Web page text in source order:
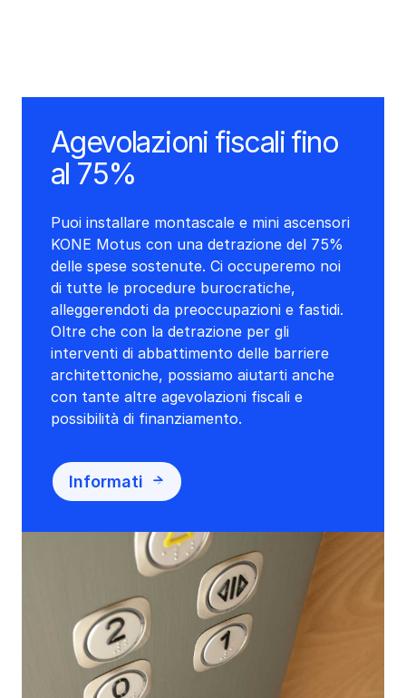
Agevolazioni fiscali fino
al 75%
Puoi installare montascale e mini ascensori
KONE Motus con una detrazione del 75%
delle spese sostenute. Ci occuperemo noi
di tutte le procedure burocratiche,
alleggerendoti da preoccupazioni e fastidi.
Oltre che con la detrazione per gli
interventi di abbattimento delle barriere
architettoniche, possiamo aiutarti anche
con tante altre agevolazioni fiscali e
possibilità di finanziamento.
Informati